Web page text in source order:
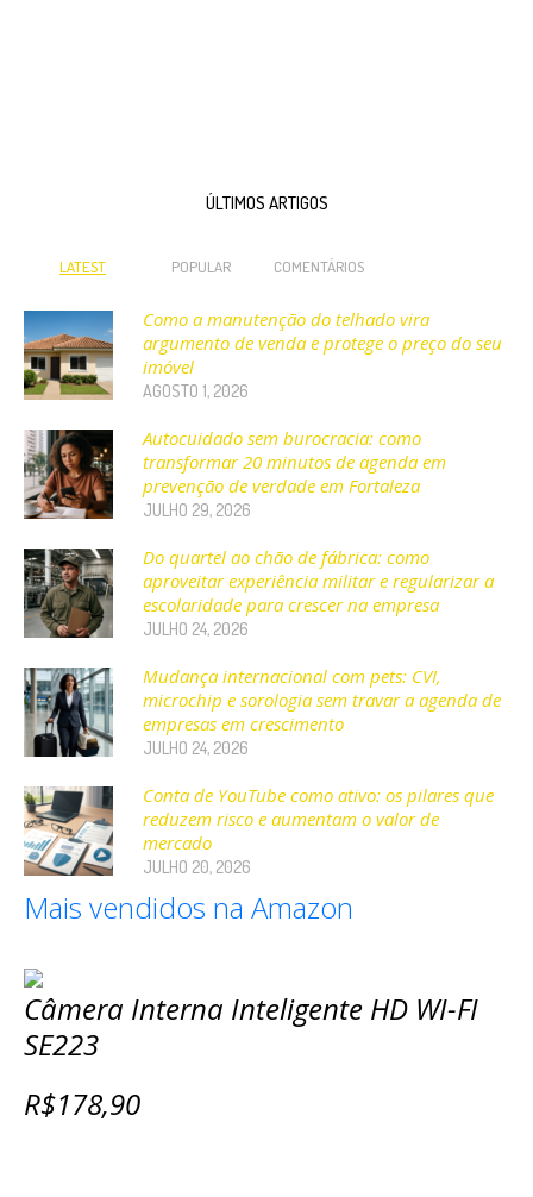
ÚLTIMOS ARTIGOS
LATEST POPULAR COMENTÁRIOS
Como a manutenção do telhado vira
argumento de venda e protege o preço do seu
imóvel
AGOSTO 1, 2026
Autocuidado sem burocracia: como
transformar 20 minutos de agenda em
prevenção de verdade em Fortaleza
JULHO 29, 2026
Do quartel ao chão de fábrica: como
aproveitar experiência militar e regularizar a
escolaridade para crescer na empresa
JULHO 24, 2026
Mudança internacional com pets: CVI,
microchip e sorologia sem travar a agenda de
empresas em crescimento
JULHO 24, 2026
Conta de YouTube como ativo: os pilares que
reduzem risco e aumentam o valor de
mercado
JULHO 20, 2026
Mais vendidos na Amazon
Câmera Interna Inteligente HD WI-FI
SE223
R$178,90